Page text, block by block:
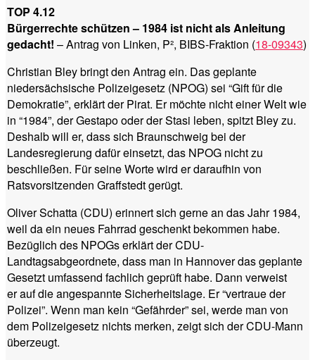
TOP 4.12
Bürgerrechte schützen – 1984 ist nicht als Anleitung
gedacht! – Antrag von Linken, P², BIBS-Fraktion (18-09343)
Christian Bley bringt den Antrag ein. Das geplante
niedersächsische Polizeigesetz (NPOG) sei “Gift für die
Demokratie”, erklärt der Pirat. Er möchte nicht einer Welt wie
in “1984”, der Gestapo oder der Stasi leben, spitzt Bley zu.
Deshalb will er, dass sich Braunschweig bei der
Landesregierung dafür einsetzt, das NPOG nicht zu
beschließen. Für seine Worte wird er daraufhin von
Ratsvorsitzenden Graffstedt gerügt.
Oliver Schatta (CDU) erinnert sich gerne an das Jahr 1984,
weil da ein neues Fahrrad geschenkt bekommen habe.
Bezüglich des NPOGs erklärt der CDU-
Landtagsabgeordnete, dass man in Hannover das geplante
Gesetzt umfassend fachlich geprüft habe. Dann verweist
er auf die angespannte Sicherheitslage. Er “vertraue der
Polizei”. Wenn man kein “Gefährder” sei, werde man von
dem Polizeigesetz nichts merken, zeigt sich der CDU-Mann
überzeugt.